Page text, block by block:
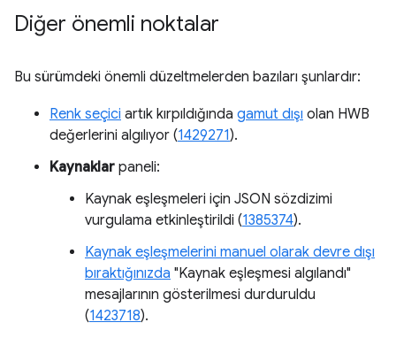
Diğer önemli noktalar
Bu sürümdeki önemli düzeltmelerden bazıları şunlardır:
Renk seçici artık kırpıldığında gamut dışı olan HWB
değerlerini algılıyor (1429271).
Kaynaklar paneli:
Kaynak eşleşmeleri için JSON sözdizimi
vurgulama etkinleştirildi (1385374).
Kaynak eşleşmelerini manuel olarak devre dışı
bıraktığınızda "Kaynak eşleşmesi algılandı"
mesajlarının gösterilmesi durduruldu
(1423718).